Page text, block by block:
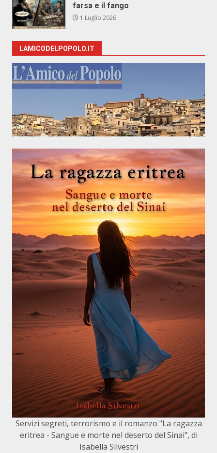
farsa e il fango
1 Luglio 2026
LAMICODELPOPOLO.IT
Servizi segreti, terrorismo e il romanzo "La ragazza
eritrea - Sangue e morte nel deserto del Sinai", di
Isabella Silvestri